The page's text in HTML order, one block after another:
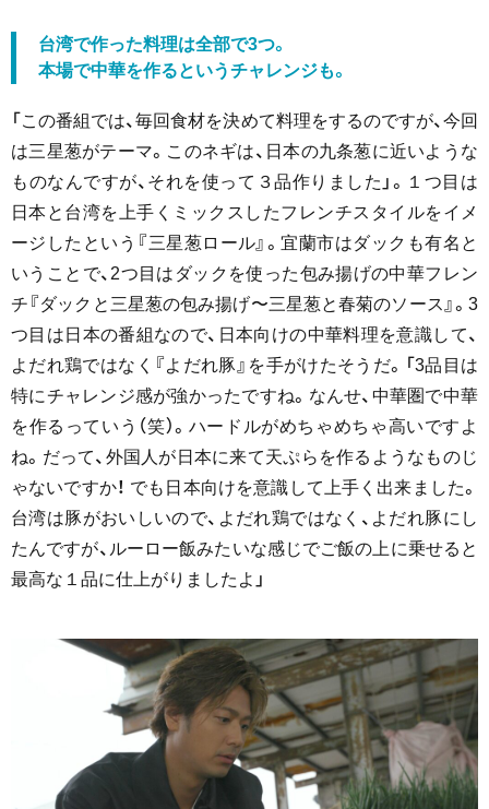
台湾で作った料理は全部で3つ。
本場で中華を作るというチャレンジも。
「この番組では、毎回食材を決めて料理をするのですが、今回
は三星葱がテーマ。このネギは、日本の九条葱に近いような
ものなんですが、それを使って３品作りました」。１つ目は
日本と台湾を上手くミックスしたフレンチスタイルをイメ
ージしたという『三星葱ロール』。宜蘭市はダックも有名と
いうことで、2つ目はダックを使った包み揚げの中華フレン
チ『ダックと三星葱の包み揚げ〜三星葱と春菊のソース』。3
つ目は日本の番組なので、日本向けの中華料理を意識して、
よだれ鶏ではなく『よだれ豚』を手がけたそうだ。「3品目は
特にチャレンジ感が強かったですね。なんせ、中華圏で中華
を作るっていう（笑）。ハードルがめちゃめちゃ高いですよ
ね。だって、外国人が日本に来て天ぷらを作るようなものじ
ゃないですか！ でも日本向けを意識して上手く出来ました。
台湾は豚がおいしいので、よだれ鶏ではなく、よだれ豚にし
たんですが、ルーロー飯みたいな感じでご飯の上に乗せると
最高な１品に仕上がりましたよ」